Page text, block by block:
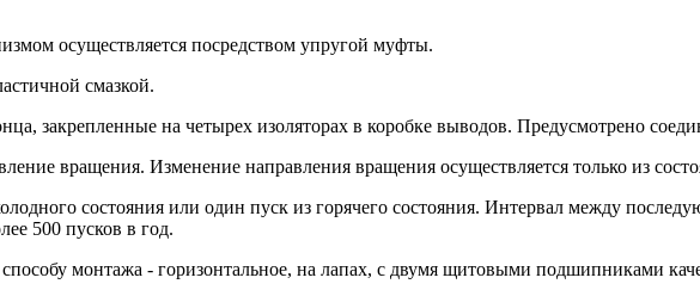
осуществляется посредством упругой муфты.
смазкой.
закрепленные на четырех изоляторах в коробке выводов. Предусмотрено
вращения. Изменение направления вращения осуществляется только из
состояния или один пуск из горячего состояния. Интервал между
500 пусков в год.
монтажа - горизонтальное, на лапах, с двумя щитовыми подшипниками